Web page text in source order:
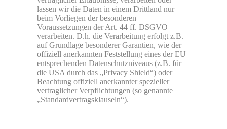
lassen wir die Daten in einem Drittland nur
beim Vorliegen der besonderen
Voraussetzungen der Art. 44 ff. DSGVO
verarbeiten. D.h. die Verarbeitung erfolgt z.B.
auf Grundlage besonderer Garantien, wie der
offiziell anerkannten Feststellung eines der EU
entsprechenden Datenschutzniveaus (z.B. für
die USA durch das „Privacy Shield“) oder
Beachtung offiziell anerkannter spezieller
vertraglicher Verpflichtungen (so genannte
„Standardvertragsklauseln“).